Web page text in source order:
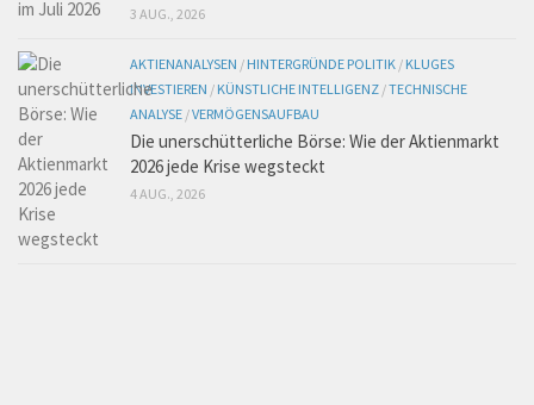
3 AUG., 2026
AKTIENANALYSEN / HINTERGRÜNDE POLITIK / KLUGES
INVESTIEREN / KÜNSTLICHE INTELLIGENZ /TECHNISCHE
ANALYSE /VERMÖGENSAUFBAU
Die unerschütterliche Börse: Wie der Aktienmarkt
2026 jede Krise wegsteckt
4 AUG., 2026